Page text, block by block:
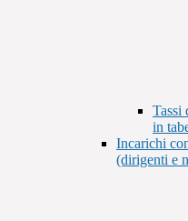
Tassi
in
Incarichi
(dirigenti e